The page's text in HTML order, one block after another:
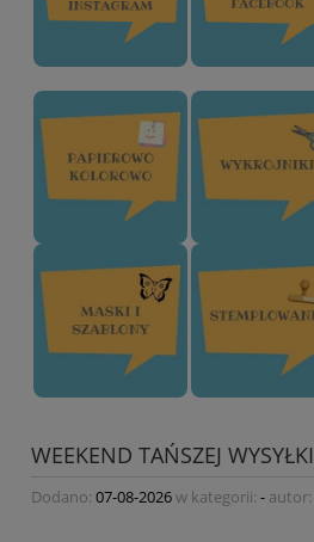
WEEKEND TAŃSZEJ WYSYŁKI
Dodano: 07-08-2026w kategorii: - autor: